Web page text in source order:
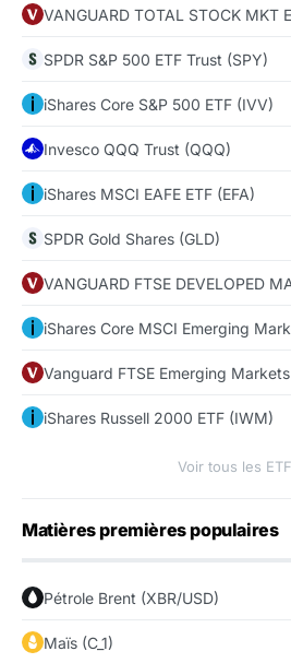
VANGUARD TOTAL STOCK MKT
SPDR S&P 500 ETF Trust (SPY)
iShares Core S&P 500 ETF (IVV)
Invesco QQQ Trust (QQQ)
iShares MSCI EAFE ETF (EFA)
SPDR Gold Shares (GLD)
VANGUARD FTSE DEVELOPED
iShares Core MSCI Emerging
Vanguard FTSE Emerging
iShares Russell 2000 ETF (IWM)
Voir tous les
Matières premières populaires
Pétrole Brent (XBR/USD)
Maïs (C_1)